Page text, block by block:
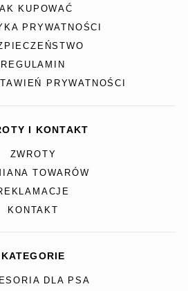
KUPOWAĆ
PRYWATNOŚCI
REGULAMIN
PRYWATNOŚCI
I KONTAKT
ZWROTY
TOWARÓW
KONTAKT
KATEGORIE
DLA PSA